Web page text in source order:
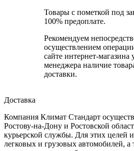
Товары с пометкой под
100% предоплате.
Рекомендуем
осуществлением
сайте интернет-
менеджера наличие
доставки.
Доставка
Компания Климат Стандарт
Ростову-на-Дону и Ростовской
курьерской службы. Для этих целей
легковых и грузовых автомобилей,